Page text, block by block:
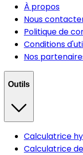
À propos
Nous
Politique de
Conditions
Nos
Outils
Calculatrice
Calculatrice